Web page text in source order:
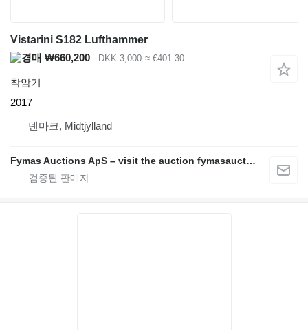
Vistarini S182 Lufthammer
₩660,200
DKK 3,000 ≈ €401.30
착암기
2017
덴마크, Midtjylland
Fymas Auctions ApS – visit the auction fymasauctions.dk